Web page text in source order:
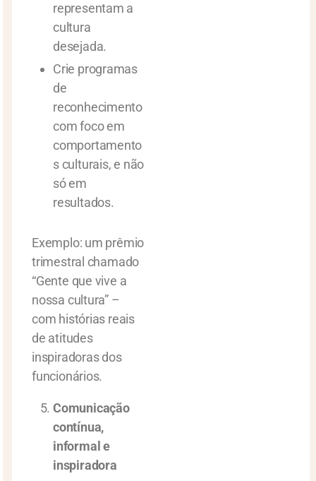
representam a
cultura
desejada.
Crie programas
de
reconhecimento
com foco em
comportamento
s culturais, e não
só em
resultados.
Exemplo: um prêmio
trimestral chamado
“Gente que vive a
nossa cultura” –
com histórias reais
de atitudes
inspiradoras dos
funcionários.
Comunicação
contínua,
informal e
inspiradora